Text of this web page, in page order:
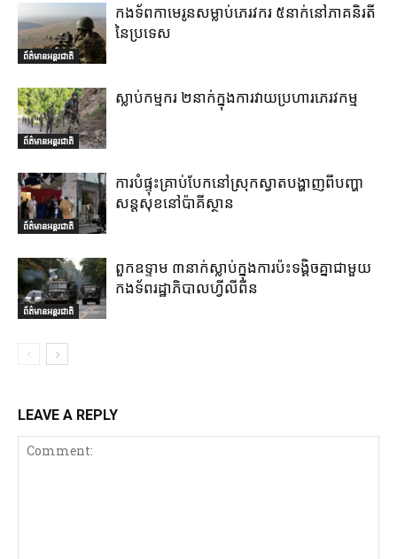
ព័ត៌មានអន្តរជាតិ
កងទ័ពកាមេរូនសម្លាប់ភេរវករ ៥នាក់នៅភាគនិរតី
នៃប្រទេស
ព័ត៌មានអន្តរជាតិ
ស្លាប់កម្មករ ២នាក់ក្នុងការវាយប្រហារភេរវកម្ម
ព័ត៌មានអន្តរជាតិ
ការបំផ្ទុះគ្រាប់បែកនៅស្រុកស្វាតបង្ហាញពីបញ្ហា
សន្តសុខនៅប៉ាគីស្ថាន
ព័ត៌មានអន្តរជាតិ
ពួកឧទ្ទាម ៣នាក់ស្លាប់ក្នុងការប៉ះទង្គិចគ្នាជាមួយ
កងទ័ពរដ្ឋាភិបាលហ្វីលីពីន
LEAVE A REPLY